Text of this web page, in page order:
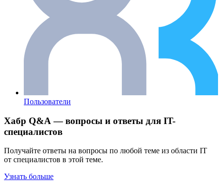
Пользователи
Хабр Q&A — вопросы и ответы для IT-
специалистов
Получайте ответы на вопросы по любой теме из области IT
от специалистов в этой теме.
Узнать больше